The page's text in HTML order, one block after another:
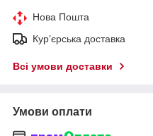
Нова Пошта
Кур’єрська доставка
Всі умови доставки
Умови оплати